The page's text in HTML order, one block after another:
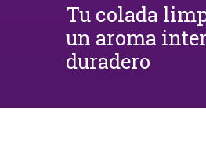
Tu colada
un aroma
duradero